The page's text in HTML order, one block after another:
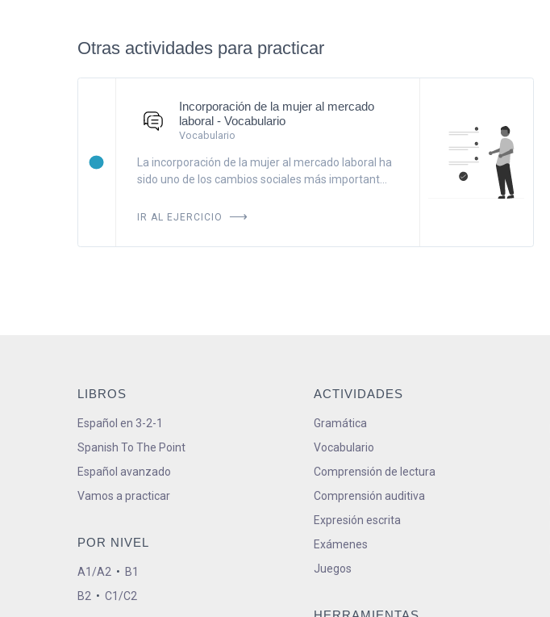
Otras actividades para practicar
Incorporación de la mujer al mercado
laboral - Vocabulario
Vocabulario
La incorporación de la mujer al mercado laboral ha
sido uno de los cambios sociales más important...
IR AL EJERCICIO
LIBROS
Español en 3-2-1
Spanish To The Point
Español avanzado
Vamos a practicar
POR NIVEL
A1/A2 • B1
B2 • C1/C2
ACTIVIDADES
Gramática
Vocabulario
Comprensión de lectura
Comprensión auditiva
Expresión escrita
Exámenes
Juegos